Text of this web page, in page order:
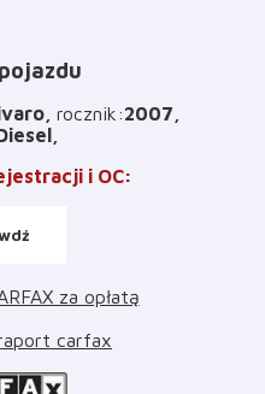
rocznik:2007
i OC:
za opłatą
carfax